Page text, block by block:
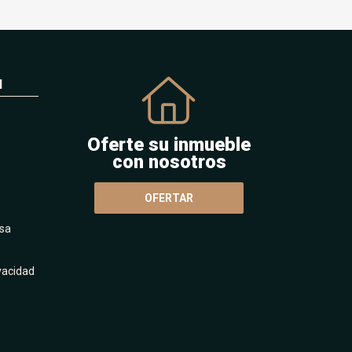
Oferte su inmueble
con nosotros
OFERTAR